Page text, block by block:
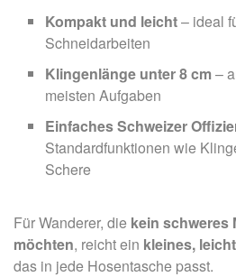
Kompakt und leicht– ideal
Schneidarbeiten
Klingenlänge unter 8 cm–
meisten Aufgaben
Einfaches Schweizer
Standardfunktionen wie
Schere
Für Wanderer, die kein schweres
möchten, reicht ein kleines,
das in jede Hosentasche passt.